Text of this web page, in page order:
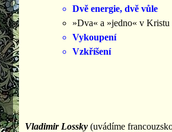
Dvě energie, dvě vůle
»Dva« a »jedno« v Kristu
Vykoupení
Vzkříšení
Vladimir Lossky (uvádíme